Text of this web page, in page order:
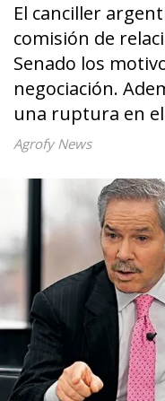
El canciller
comisión de
Senado los
negociación.
una ruptura en
Agrofy News